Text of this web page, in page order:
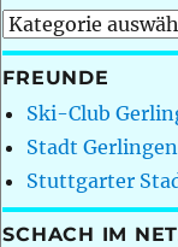
Kategorien
FREUNDE
Ski-Club
Stadt Gerlingen
Stuttgarter
SCHACH IM